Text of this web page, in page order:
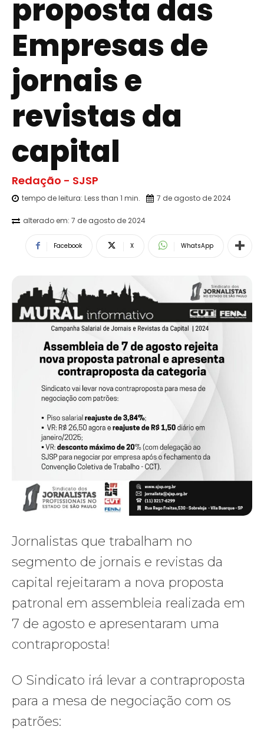
proposta das
Empresas de
jornais e
revistas da
capital
Redação - SJSP
tempo de leitura: Less than 1 min. 7 de agosto de 2024
alterado em: 7 de agosto de 2024
Facebook X WhatsApp
Jornalistas que trabalham no
segmento de jornais e revistas da
capital rejeitaram a nova proposta
patronal em assembleia realizada em
7 de agosto e apresentaram uma
contraproposta!
O Sindicato irá levar a contraproposta
para a mesa de negociação com os
patrões: